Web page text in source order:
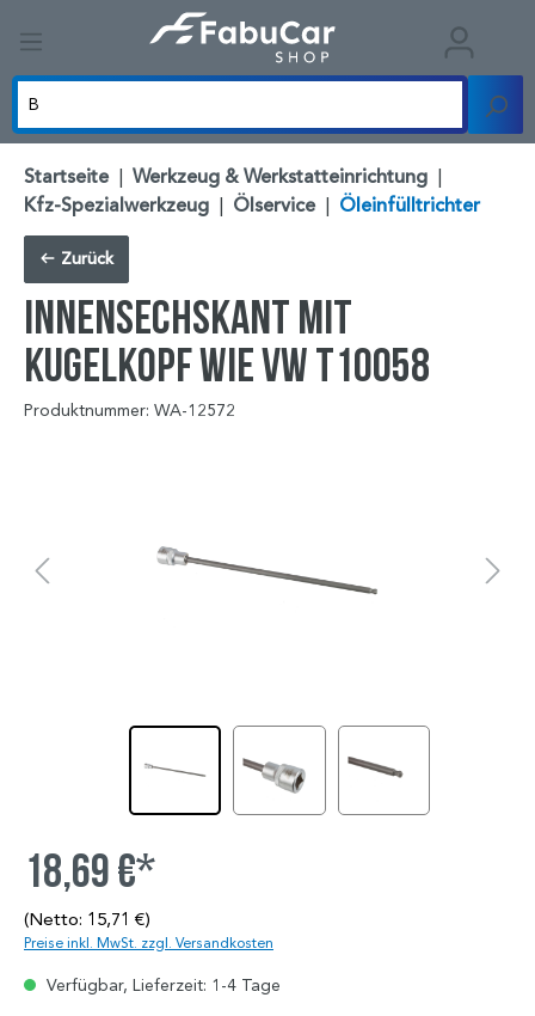
Startseite | Werkzeug & Werkstatteinrichtung |
Kfz-Spezialwerkzeug | Ölservice | Öleinfülltrichter
Zurück
Innensechskant mit
Kugelkopf wie VW T10058
Produktnummer: WA-12572
18,69 €*
(Netto: 15,71 €)
Preise inkl. MwSt. zzgl. Versandkosten
Verfügbar, Lieferzeit: 1-4 Tage